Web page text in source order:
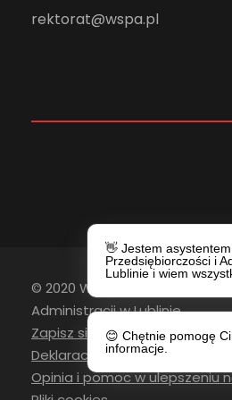
rektorat@wspa.pl
© 2020 Wyższa Szkoła
Administracji w Lublinie
Zapisz się do newslettera
Deklaracja Dostępności
Opinia i pomoc w ulepszeniu
👋 Jestem
Przedsiębiorczości i
Lublinie i wiem
😊 Chętnie pomogę
informacje.